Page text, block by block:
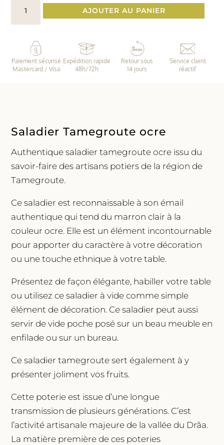
quantité
Petit
saladier
dentelé
ocre
AJOUTER AU PANIER
Paiement sécurisé
Mastercard / Visa
Expédition rapide
48h/72h
Retour sous
14 jours
Service client
réactif
Saladier Tamegroute ocre
Authentique saladier tamegroute ocre issu du
savoir-faire des artisans potiers de la région de
Tamegroute.
Ce saladier est reconnaissable à son émail
authentique qui tend du marron clair à la
couleur ocre. Elle est un élément incontournable
pour apporter du caractère à votre décoration
ou une touche ethnique à votre table.
Présentez de façon élégante, habiller votre table
ou utilisez ce saladier à vide comme simple
élément de décoration. Ce saladier peut aussi
servir de vide poche posé sur un beau meuble en
enfilade ou sur un bureau.
Ce saladier tamegroute sert également à y
présenter joliment vos fruits.
Cette poterie est issue d’une longue
transmission de plusieurs générations. C’est
l’activité artisanale majeure de la vallée du Drâa.
La matière première de ces poteries